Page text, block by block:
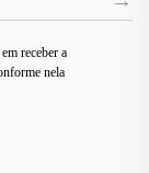
receber a
nela